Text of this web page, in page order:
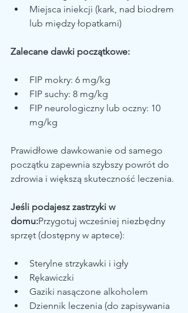
Miejsca iniekcji (kark, nad biodrem
lub między łopatkami)
Zalecane dawki początkowe:
FIP mokry: 6 mg/kg
FIP suchy: 8 mg/kg
FIP neurologiczny lub oczny: 10
mg/kg
Prawidłowe dawkowanie od samego
początku zapewnia szybszy powrót do
zdrowia i większą skuteczność leczenia.
Jeśli podajesz zastrzyki w
domu:Przygotuj wcześniej niezbędny
sprzęt (dostępny w aptece):
Sterylne strzykawki i igły
Rękawiczki
Gaziki nasączone alkoholem
Dziennik leczenia (do zapisywania